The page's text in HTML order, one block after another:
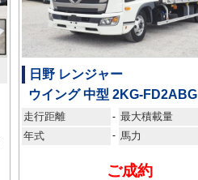
日野 レンジャー
ウイング 中型 2KG-FD2ABG
走行距離 - 最大積載量
年式 - 馬力
ご成約